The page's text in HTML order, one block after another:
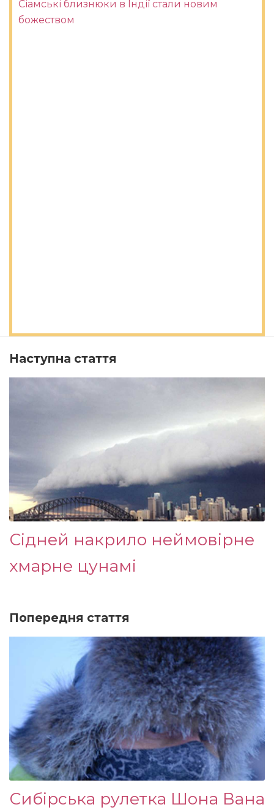
Сіамські близнюки в Індії стали новим
божеством
Наступна стаття
Сідней накрило неймовірне
хмарне цунамі
Попередня стаття
Сибірська рулетка Шона Вана